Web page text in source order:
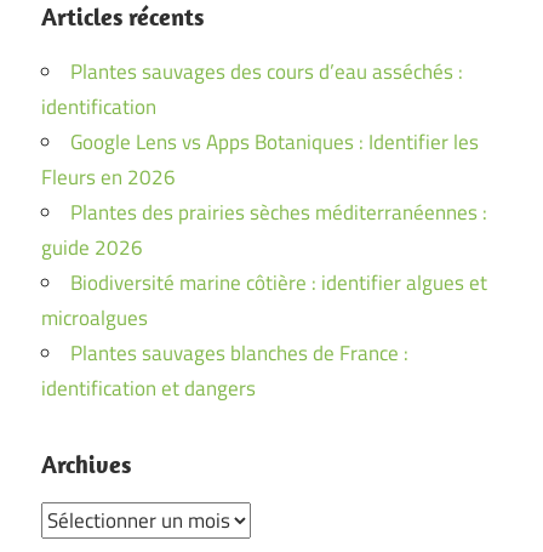
Articles récents
Plantes sauvages des cours d’eau asséchés :
identification
Google Lens vs Apps Botaniques : Identifier les
Fleurs en 2026
Plantes des prairies sèches méditerranéennes :
guide 2026
Biodiversité marine côtière : identifier algues et
microalgues
Plantes sauvages blanches de France :
identification et dangers
Archives
Archives